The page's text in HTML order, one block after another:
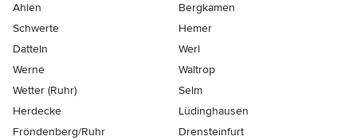
Ahlen
Bergkamen
Schwerte
Hemer
Datteln
Werl
Werne
Waltrop
Wetter (Ruhr)
Selm
Herdecke
Lüdinghausen
Fröndenberg/Ruhr
Drensteinfurt